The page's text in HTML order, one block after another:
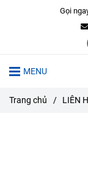
Gọi
MENU
Trang chủ / LIÊN